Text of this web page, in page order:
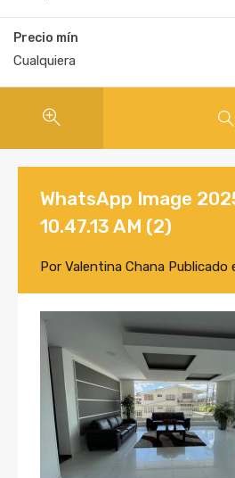
Precio mín
Cualquiera
WhatsApp Image
10.47.13 AM (2)
Por Valentina Chana Publicado